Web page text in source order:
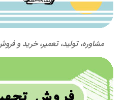
مشاوره، تولید، تعمیر، خرید و